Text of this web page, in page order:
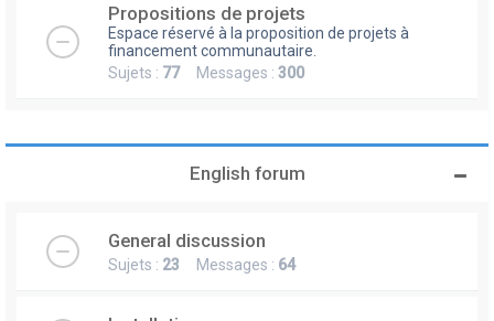
Propositions de projets
Espace réservé à la proposition de projets à
financement communautaire.
Sujets : 77Messages : 300
English forum
General discussion
Sujets : 23 Messages : 64